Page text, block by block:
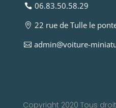
06.83.50.58.29
22 rue de Tulle le
admin@voiture-
Copyright 2020 Tous